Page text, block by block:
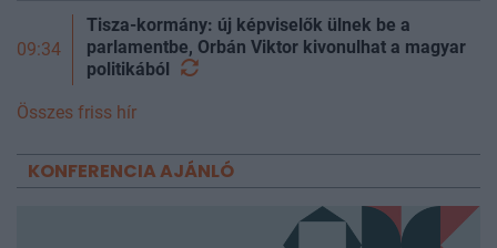
09:34
Tisza-kormány: új képviselők ülnek be a
parlamentbe, Orbán Viktor kivonulhat a magyar
politikából
Összes friss hír
KONFERENCIA AJÁNLÓ